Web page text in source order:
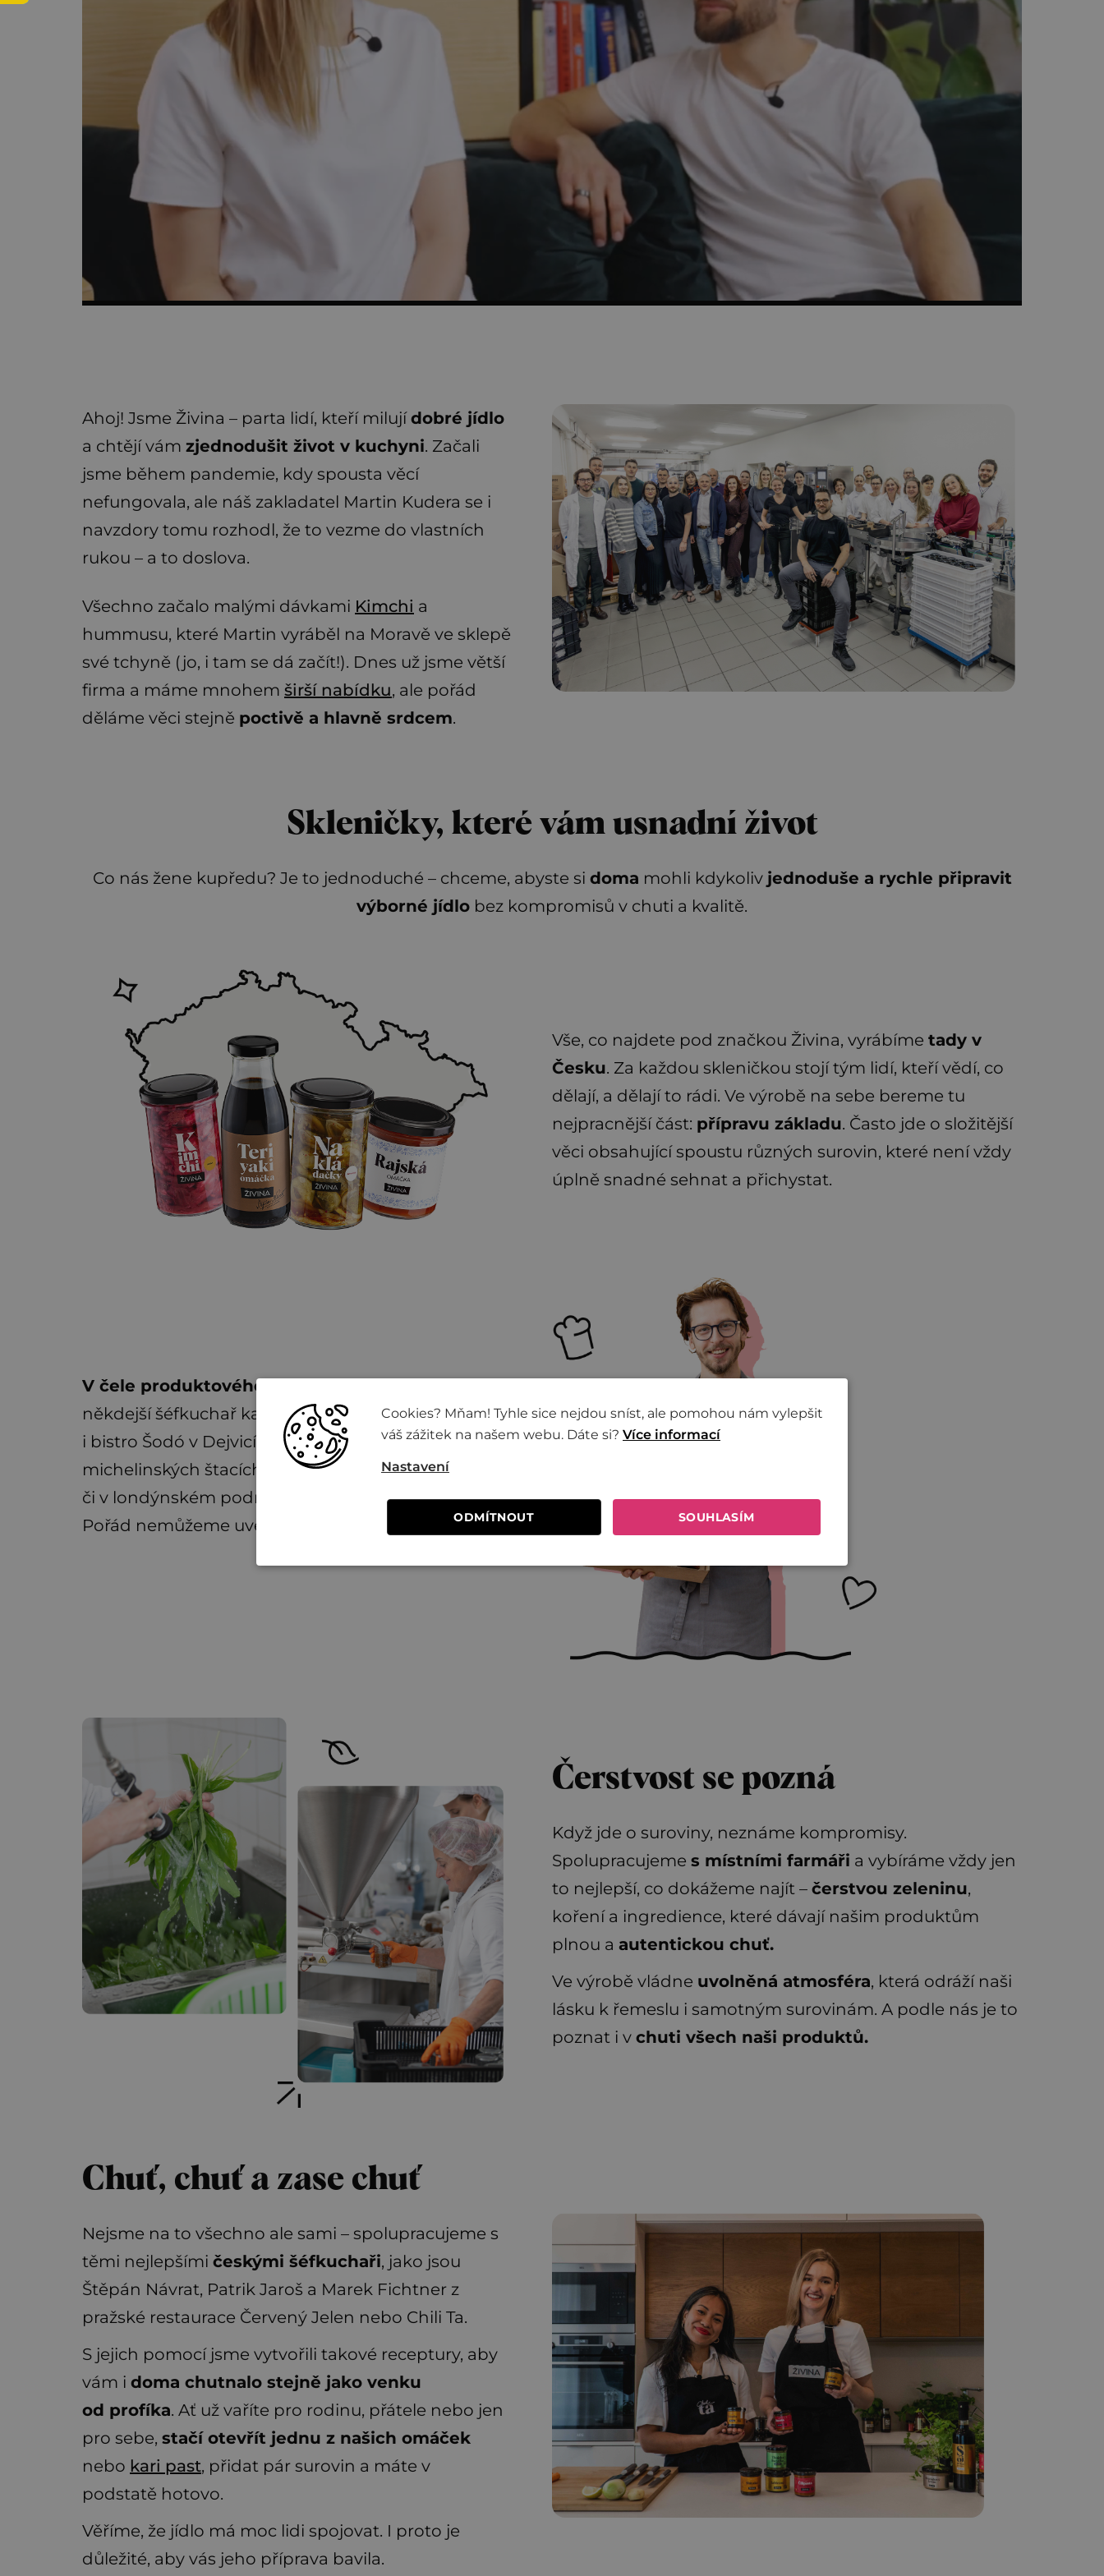
Ahoj! Jsme Živina – parta lidí, kteří milujídobré jídlo
a chtějí vám zjednodušit život v kuchyni. Začali
jsme během pandemie, kdy spousta věcí
nefungovala, ale náš zakladatel Martin Kudera se i
navzdory tomu rozhodl, že to vezme do vlastních
rukou – a to doslova.
Všechno začalo malými dávkami Kimchi a
hummusu, které Martin vyráběl na Moravě ve sklepě
své tchyně (jo, i tam se dá začít!). Dnes už jsme větší
firma a máme mnohem širší nabídku, ale pořád
děláme věci stejně poctivě a hlavně srdcem.
Skleničky, které vám usnadní život
Co nás žene kupředu? Je to jednoduché – chceme, abyste si doma mohli kdykoliv jednoduše a rychle připravit
výborné jídlo bez kompromisů v chuti a kvalitě.
Vše, co najdete pod značkou Živina, vyrábíme tady v
Česku. Za každou skleničkou stojí tým lidí, kteří vědí, co
dělají, a dělají to rádi. Ve výrobě na sebe bereme tu
nejpracnější část: přípravu základu. Často jde o složitější
věci obsahující spoustu různých surovin, které není vždy
úplně snadné sehnat a přichystat.
V čele produktového týmu stojí Ondřej Dufek
někdejší šéfkuchař karlínské Esky, který otevíral
i bistro Šodó v Dejvicích a v životopisu má praxe v
michelinských štacích ve Skandinávii
či v londýnském podniku Gordona Ramsayho.
Pořád nemůžeme uvěřit tomu, že nás sám oslovil!
Čerstvost se pozná
Když jde o suroviny, neznáme kompromisy.
Spolupracujeme s místními farmáři a vybíráme vždy jen
to nejlepší, co dokážeme najít – čerstvou zeleninu,
koření a ingredience, které dávají našim produktům
plnou a autentickou chuť.
Ve výrobě vládne uvolněná atmosféra, která odráží naši
lásku k řemeslu i samotným surovinám. A podle nás je to
poznat i v chuti všech naši produktů.
Chuť, chuť a zase chuť
Nejsme na to všechno ale sami – spolupracujeme s
těmi nejlepšími českými šéfkuchaři, jako jsou
Štěpán Návrat, Patrik Jaroš a Marek Fichtner z
pražské restaurace Červený Jelen nebo Chili Ta.
S jejich pomocí jsme vytvořili takové receptury, aby
vám i doma chutnalo stejně jako venku
od profíka. Ať už vaříte pro rodinu, přátele nebo jen
pro sebe, stačí otevřít jednu z našich omáček
nebo kari past, přidat pár surovin a máte v
podstatě hotovo.
Věříme, že jídlo má moc lidi spojovat. I proto je
důležité, aby vás jeho příprava bavila.
Cookies? Mňam! Tyhle sice nejdou sníst, ale pomohou nám vylepšit
váš zážitek na našem webu. Dáte si? Více informací
SOUHLASÍM
ODMÍTNOUT
Nastavení